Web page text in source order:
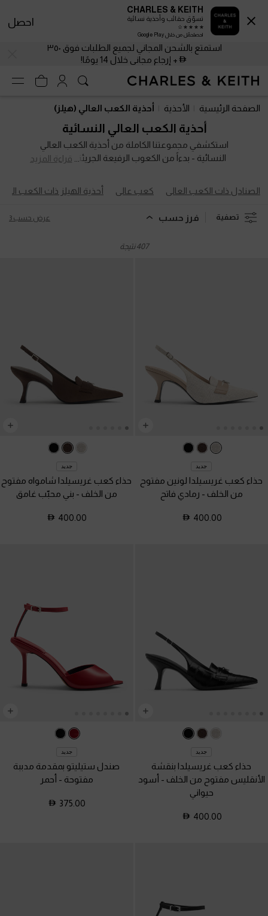
استمتع بالشحن المجاني لجميع الطلبات فوق ٣٥٠
+ إرجاع مجاني خلال 14 يومًا!
استمتع بالشحن المجاني لجميع الطلبات فوق ٣٥٠
+ إرجاع مجاني خلال 14 يومًا!
الصفحة الرئيسية
الأحذية أحذية الكعب العالي (هيلز)
أحذية الكعب العالي النسائية
استكشفي مجموعتنا الكاملة من أحذية الكعب العالي
النسائية - بدءاً من الكعوب الرفيعة الجريئة وتصاميم
سواء كنتِ تستعدين لسهرة مميزة أو تضفين لمسة من
الرقي على إطلالاتكِ اليومية، توفر لكِ هذه التصاميم
ذات الكعب العالي لتمكين خطواتكِ ولتكوني دائماً محط
قراءة المزيد
الصنادل ذات الكعب العالي كعب عالي أحذية الهيلز ذات الكعب
تصفية فرز حسب عرض حسب 3
407 نتيجة
جديد
حذاء كعب غريسيلدا لونين مفتوح
من الخلف - رمادي فاتح
400.00
جديد
حذاء كعب غريسيلدا شامواه مفتوح
من الخلف - بني محبّب غامق
400.00
جديد
حذاء كعب غريسيلدا بنقشة
الأنقليس مفتوح من الخلف - أسود
حيواني
400.00
جديد
صندل ستيليتو بمقدمة مدببة
مفتوحة - أحمر
375.00
CHARLES & KEITH
تسوّق حقائب وأحذية نسائية
احصلحمّل من خلال Google Play
احصل